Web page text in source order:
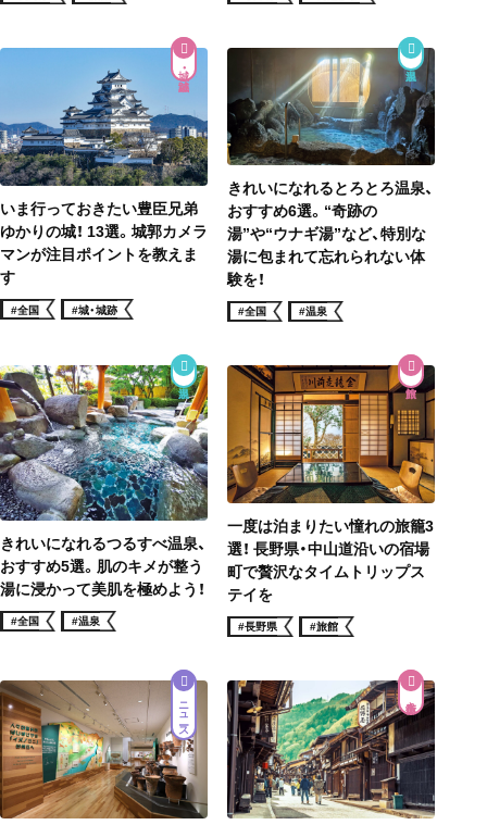
城・城跡
いま行っておきたい豊臣兄弟
ゆかりの城！ 13選。城郭カメラ
マンが注目ポイントを教えま
す
#全国 #城・城跡
きれいになれるとろとろ温泉、
おすすめ6選。“奇跡の
湯”や“ウナギ湯”など、特別な
湯に包まれて忘れられない体
験を！
#全国 #温泉
きれいになれるつるすべ温泉、
おすすめ5選。肌のキメが整う
湯に浸かって美肌を極めよう！
#全国 #温泉
一度は泊まりたい憧れの旅籠3
選！ 長野県・中山道沿いの宿場
町で贅沢なタイムトリップス
テイを
#長野県 #旅館
ニュース 街道歩き